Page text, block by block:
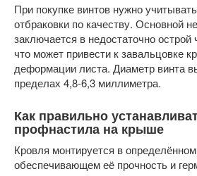
При покупке винтов нужно
отбраковки по качеству. Основной
заключается в недостаточно острой
что может привести к завальцовке
деформации листа. Диаметр винта
пределах 4,8-6,3 миллиметра.
Как правильно
профнастила на крыше
Кровля монтируется в
обеспечивающем её прочность и